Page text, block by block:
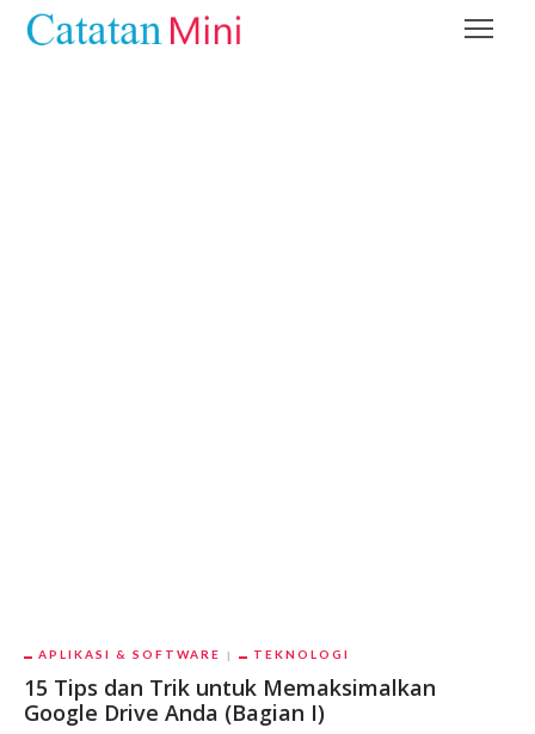
APLIKASI & SOFTWARE TEKNOLOGI
15 Tips dan Trik untuk Memaksimalkan
Google Drive Anda (Bagian I)